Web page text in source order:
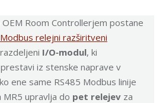
OEM Room Controllerjem postane
Modbus relejni razširitveni
I/O‑modul, ki
iz stenske naprave v
ene same RS485 Modbus linije
MR5 upravlja do pet relejev za